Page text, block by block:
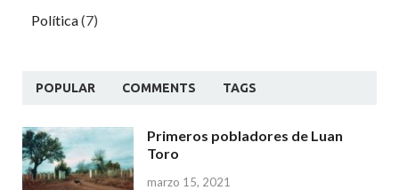
Política(7)
POPULAR COMMENTS TAGS
Primeros pobladores de Luan
Toro
marzo 15, 2021